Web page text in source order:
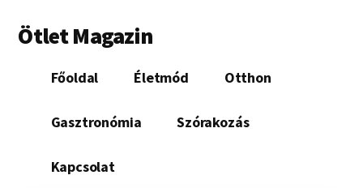
main
elsődleges
menu
Ötlet Magazin
újabb
honlap...
Főoldal Életmód Otthon
Gasztronómia Szórakozás
Kapcsolat